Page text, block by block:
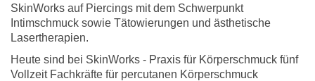
SkinWorks auf Piercings mit dem Schwerpunkt
Intimschmuck sowie Tätowierungen und ästhetische
Lasertherapien.
Heute sind bei SkinWorks - Praxis für Körperschmuck fünf
Vollzeit Fachkräfte für percutanen Körperschmuck